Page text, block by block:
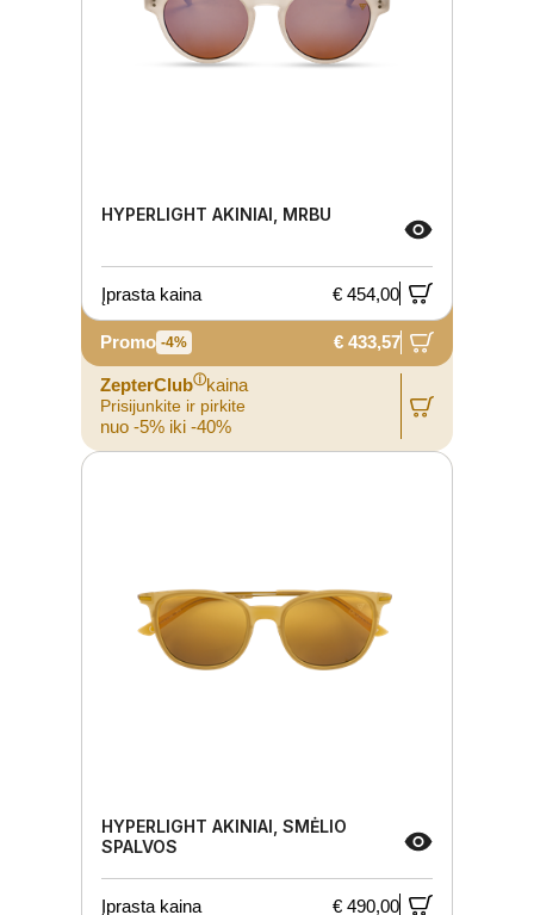
HYPERLIGHT AKINIAI, MRBU
Įprasta kaina € 454,00
Promo -4% € 433,57
ZepterClubⓘkaina
Prisijunkite ir pirkite
nuo -5% iki -40%
HYPERLIGHT AKINIAI, SMĖLIO
SPALVOS
Įprasta kaina € 490,00